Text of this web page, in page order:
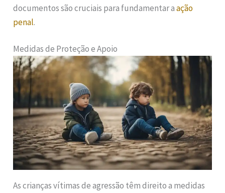
documentos são cruciais para fundamentar aação
penal.
Medidas de Proteção e Apoio
As crianças vítimas de agressão têm direito a medidas